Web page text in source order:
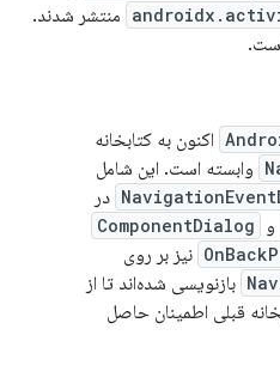
منتشر شدند.
اکنون به کتابخانه
وابسته است. این شامل
در
و ComponentDialog
نیز بر روی
بازنویسی شده‌اند تا از
قبلی اطمینان حاصل